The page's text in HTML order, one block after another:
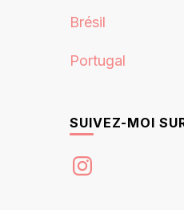
Brésil
Portugal
SUIVEZ-MOI
Instagram